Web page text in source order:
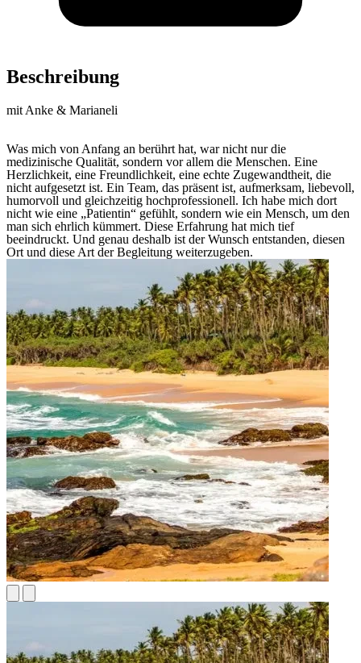
Beschreibung
mit Anke & Marianeli
Was mich von Anfang an berührt hat, war nicht nur die
medizinische Qualität, sondern vor allem die Menschen. Eine
Herzlichkeit, eine Freundlichkeit, eine echte Zugewandtheit, die
nicht aufgesetzt ist. Ein Team, das präsent ist, aufmerksam, liebevoll,
humorvoll und gleichzeitig hochprofessionell. Ich habe mich dort
nicht wie eine „Patientin“ gefühlt, sondern wie ein Mensch, um den
man sich ehrlich kümmert. Diese Erfahrung hat mich tief
beeindruckt. Und genau deshalb ist der Wunsch entstanden, diesen
Ort und diese Art der Begleitung weiterzugeben.